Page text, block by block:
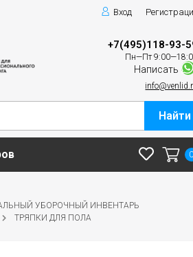
Вход
+7(495)118-93-
Пн—Пт
Написать
Найти
УБОРОЧНЫЙ ИНВЕНТАРЬ
ТРЯПКИ ДЛЯ ПОЛА